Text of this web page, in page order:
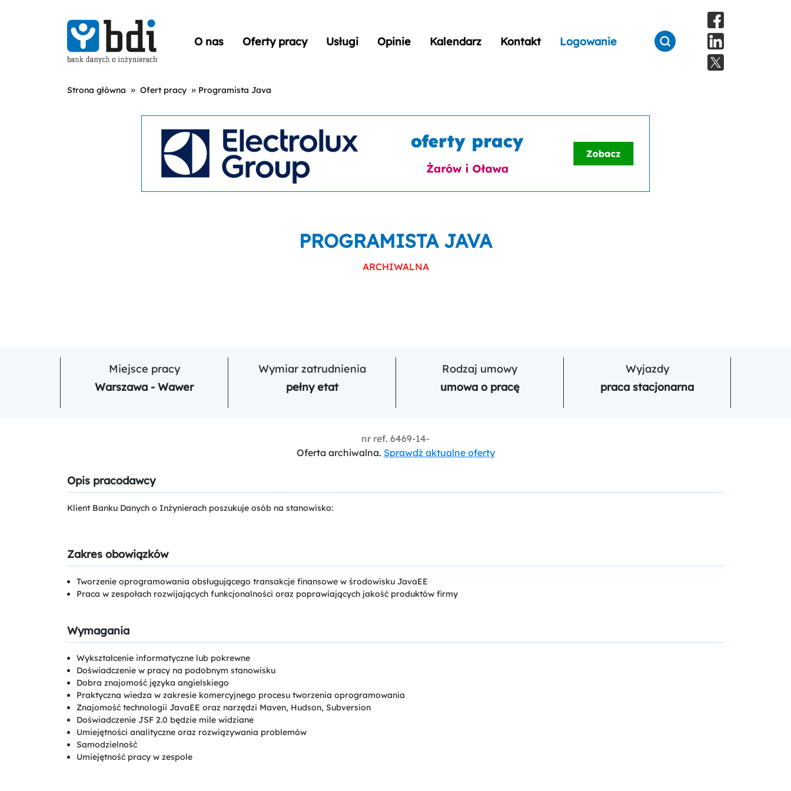
O nas Oferty pracy Usługi Opinie Kalendarz Kontakt Logowanie
Strona główna » Ofert pracy » Programista Java
PROGRAMISTA JAVA
ARCHIWALNA
Miejsce pracy
Warszawa - Wawer
Wymiar zatrudnienia
pełny etat
Rodzaj umowy
umowa o pracę
Wyjazdy
praca stacjonarna
nr ref. 6469-14-
Oferta archiwalna. Sprawdź aktualne oferty
Opis pracodawcy
Klient Banku Danych o Inżynierach poszukuje osób na stanowisko:
Zakres obowiązków
Tworzenie oprogramowania obsługującego transakcje finansowe w środowisku JavaEE
Praca w zespołach rozwijających funkcjonalności oraz poprawiających jakość produktów firmy
Wymagania
Wykształcenie informatyczne lub pokrewne
Doświadczenie w pracy na podobnym stanowisku
Dobra znajomość języka angielskiego
Praktyczna wiedza w zakresie komercyjnego procesu tworzenia oprogramowania
Znajomość technologii JavaEE oraz narzędzi Maven, Hudson, Subversion
Doświadczenie JSF 2.0 będzie mile widziane
Umiejętności analityczne oraz rozwiązywania problemów
Samodzielność
Umiejętność pracy w zespole